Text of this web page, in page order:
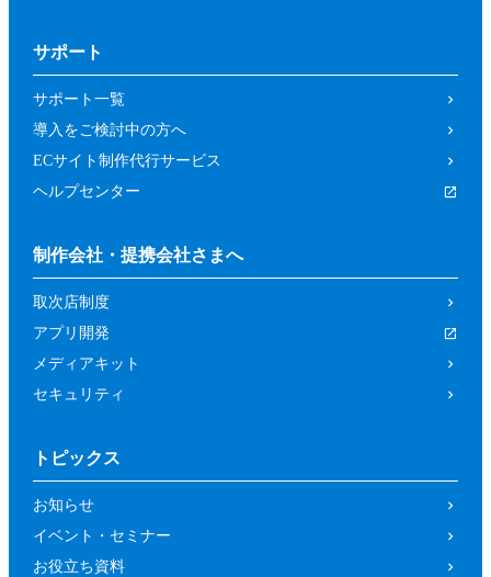
サポート
サポート一覧
導入をご検討中の方へ
ECサイト制作代行サービス
ヘルプセンター
制作会社・提携会社さまへ
取次店制度
アプリ開発
メディアキット
セキュリティ
トピックス
お知らせ
イベント・セミナー
お役立ち資料